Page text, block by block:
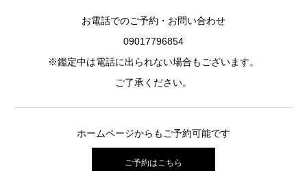
お電話でのご予約・お問い合わせ
09017796854
※鑑定中は電話に出られない場合もございます。
ご了承ください。
ホームページからもご予約可能です
ご予約はこちら